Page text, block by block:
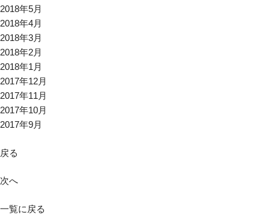
2018年5月
2018年4月
2018年3月
2018年2月
2018年1月
2017年12月
2017年11月
2017年10月
2017年9月
戻る
次へ
一覧に戻る